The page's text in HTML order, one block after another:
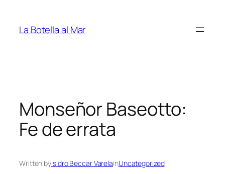
contenido
La Botella al Mar
Monseñor Baseotto:
Fe de errata
Written byIsidro Beccar VarelainUncategorized